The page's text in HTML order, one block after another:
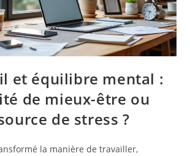
et équilibre mental :
de mieux-être ou
de stress ?
la manière de travailler,